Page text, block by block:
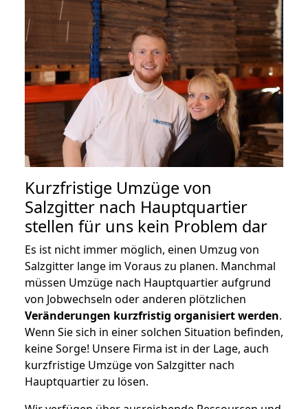
Kurzfristige Umzüge von
Salzgitter nach Hauptquartier
stellen für uns kein Problem dar
Es ist nicht immer möglich, einen Umzug von
Salzgitter lange im Voraus zu planen. Manchmal
müssen Umzüge nach Hauptquartier aufgrund
von Jobwechseln oder anderen plötzlichen
Veränderungen kurzfristig organisiert werden.
Wenn Sie sich in einer solchen Situation befinden,
keine Sorge! Unsere Firma ist in der Lage, auch
kurzfristige Umzüge von Salzgitter nach
Hauptquartier zu lösen.